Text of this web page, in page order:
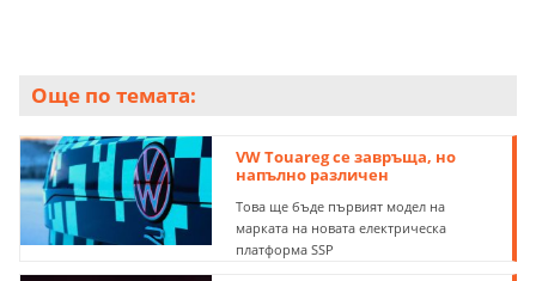
Още по темата:
VW Touareg се завръща, но
напълно различeн
Това ще бъде първият модел на
марката на новата електрическа
платформа SSP